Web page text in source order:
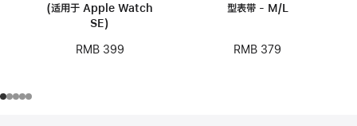
(适用于 Apple Watch
SE)
RMB 399
型表带 - M/L
RMB 379